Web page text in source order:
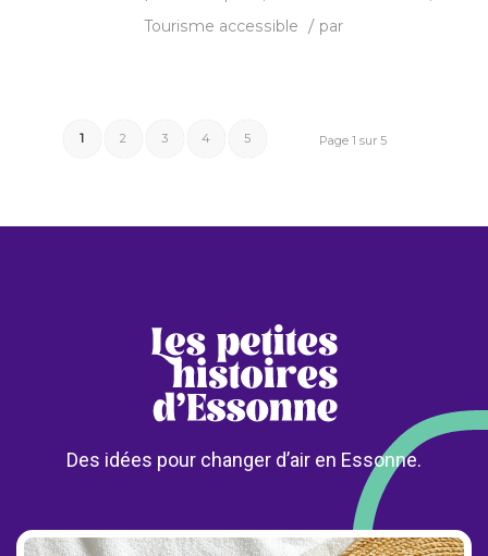
Tourisme accessible / par
Page 1 sur 5
1 2 3 4 5
Des idées pour changer d’air en Essonne.